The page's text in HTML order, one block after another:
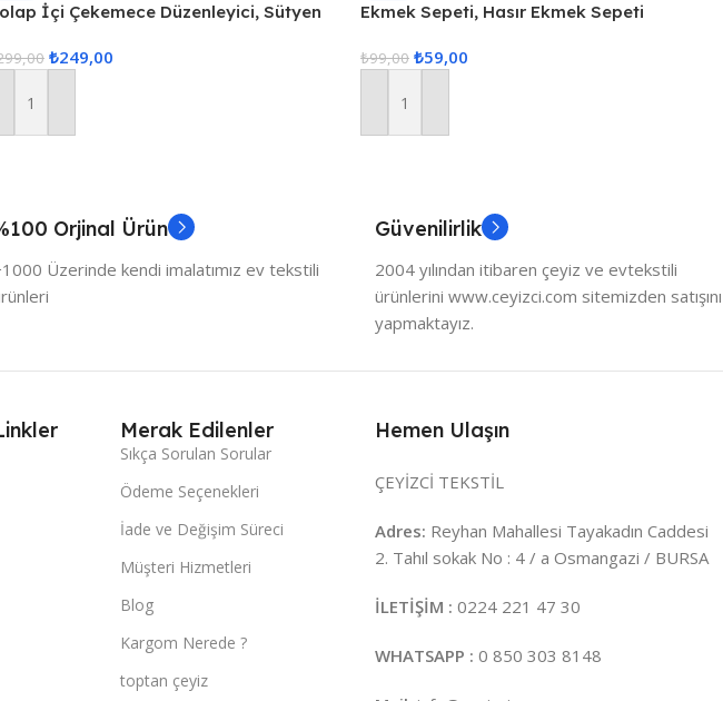
İçi Çekemece Düzenleyici, Sütyen
İçi Düzenle
₺249,00
Sepete Ekle
Ekmek Sepeti, Hasır Ekmek Sepeti
₺99,00 ₺59,00
Sepete Ekle
Orjinal Ürün
Üzerinde kendi imalatımız ev tekstili
Güvenilirlik
2004 yılından itibaren çeyiz ve evtekstili
ürünlerini www.ceyizci.com sitemizden satışını
yapmaktayız.
Merak Edilenler
Sıkça Sorulan Sorular
Ödeme Seçenekleri
İade ve Değişim Süreci
Müşteri Hizmetleri
Blog
Kargom Nerede ?
toptan çeyiz
Hemen Ulaşın
ÇEYİZCİ TEKSTİL
Adres: Reyhan Mahallesi Tayakadın Caddesi
2. Tahıl sokak No : 4 / a Osmangazi / BURSA
İLETİŞİM : 0224 221 47 30
WHATSAPP : 0 850 303 8148